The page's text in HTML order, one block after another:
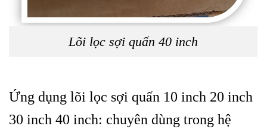
Lõi lọc sợi quấn 40 inch
Ứng dụng lõi lọc sợi quấn 10 inch 20 inch
30 inch 40 inch: chuyên dùng trong hệ